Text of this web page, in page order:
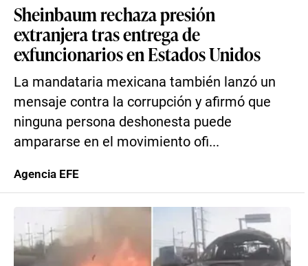
Sheinbaum rechaza presión
extranjera tras entrega de
exfuncionarios en Estados Unidos
La mandataria mexicana también lanzó un
mensaje contra la corrupción y afirmó que
ninguna persona deshonesta puede
ampararse en el movimiento ofi...
Agencia EFE